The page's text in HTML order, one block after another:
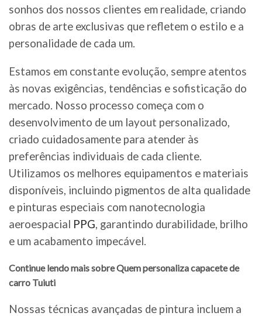
sonhos dos nossos clientes em realidade, criando
obras de arte exclusivas que refletem o estilo e a
personalidade de cada um.
Estamos em constante evolução, sempre atentos
às novas exigências, tendências e sofisticação do
mercado. Nosso processo começa com o
desenvolvimento de um layout personalizado,
criado cuidadosamente para atender às
preferências individuais de cada cliente.
Utilizamos os melhores equipamentos e materiais
disponíveis, incluindo pigmentos de alta qualidade
e pinturas especiais com nanotecnologia
aeroespacial PPG, garantindo durabilidade, brilho
e um acabamento impecável.
Continue lendo mais sobre Quem personaliza capacete de
carro Tuiuti
Nossas técnicas avançadas de pintura incluem a